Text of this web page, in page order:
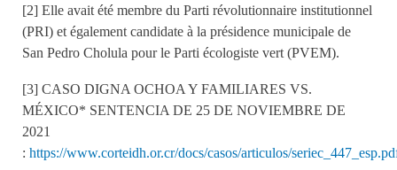
[2] Elle avait été membre du Parti révolutionnaire institutionnel
(PRI) et également candidate à la présidence municipale de
San Pedro Cholula pour le Parti écologiste vert (PVEM).
[3] CASO DIGNA OCHOA Y FAMILIARES VS.
MÉXICO* SENTENCIA DE 25 DE NOVIEMBRE DE
2021
: https://www.corteidh.or.cr/docs/casos/articulos/